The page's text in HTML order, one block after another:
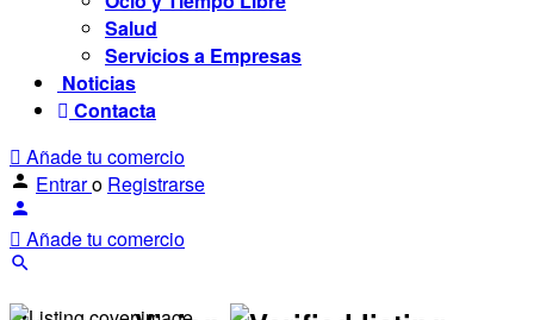
Salud
Servicios a Empresas
Noticias
Contacta
Añade tu comercio
Entraro Registrarse
Añade tu comercio